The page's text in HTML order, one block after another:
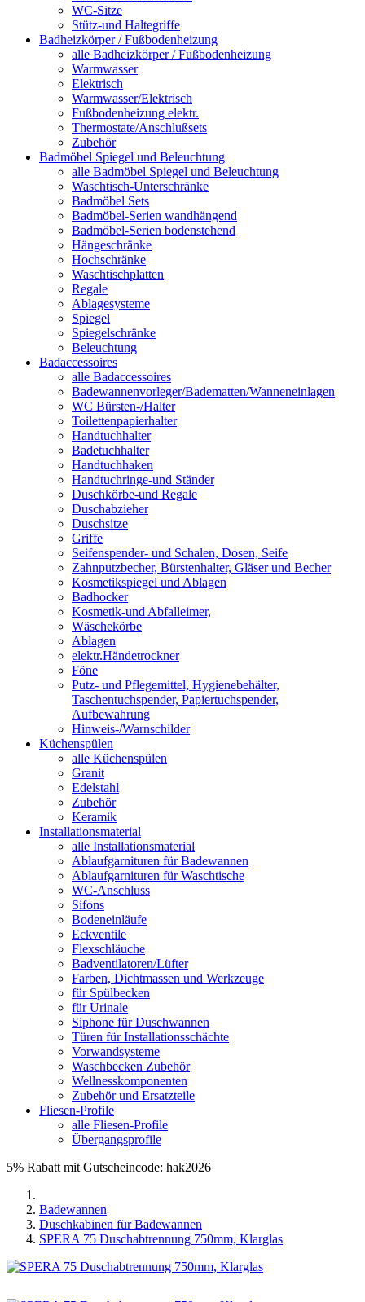
WC-Sitze
Stütz-und Haltegriffe
Badheizkörper / Fußbodenheizung
alle Badheizkörper / Fußbodenheizung
Warmwasser
Elektrisch
Warmwasser/Elektrisch
Fußbodenheizung elektr.
Thermostate/Anschlußsets
Zubehör
Badmöbel Spiegel und Beleuchtung
alle Badmöbel Spiegel und Beleuchtung
Waschtisch-Unterschränke
Badmöbel Sets
Badmöbel-Serien wandhängend
Badmöbel-Serien bodenstehend
Hängeschränke
Hochschränke
Waschtischplatten
Regale
Ablagesysteme
Spiegel
Spiegelschränke
Beleuchtung
Badaccessoires
alle Badaccessoires
Badewannenvorleger/Badematten/Wanneneinlagen
WC Bürsten-/Halter
Toilettenpapierhalter
Handtuchhalter
Badetuchhalter
Handtuchhaken
Handtuchringe-und Ständer
Duschkörbe-und Regale
Duschabzieher
Duschsitze
Griffe
Seifenspender- und Schalen, Dosen, Seife
Zahnputzbecher, Bürstenhalter, Gläser und Becher
Kosmetikspiegel und Ablagen
Badhocker
Kosmetik-und Abfalleimer,
Wäschekörbe
Ablagen
elektr.Händetrockner
Föne
Putz- und Pflegemittel, Hygienebehälter,
Taschentuchspender, Papiertuchspender,
Aufbewahrung
Hinweis-/Warnschilder
Küchenspülen
alle Küchenspülen
Granit
Edelstahl
Zubehör
Keramik
Installationsmaterial
alle Installationsmaterial
Ablaufgarnituren für Badewannen
Ablaufgarnituren für Waschtische
WC-Anschluss
Sifons
Bodeneinläufe
Eckventile
Flexschläuche
Badventilatoren/Lüfter
Farben, Dichtmassen und Werkzeuge
für Spülbecken
für Urinale
Siphone für Duschwannen
Türen für Installationsschächte
Vorwandsysteme
Waschbecken Zubehör
Wellnesskomponenten
Zubehör und Ersatzteile
Fliesen-Profile
alle Fliesen-Profile
Übergangsprofile
5% Rabatt mit Gutscheincode: hak2026
Badewannen
Duschkabinen für Badewannen
SPERA 75 Duschabtrennung 750mm, Klarglas